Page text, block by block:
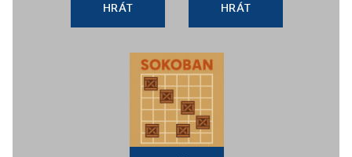
HRÁT HRÁT